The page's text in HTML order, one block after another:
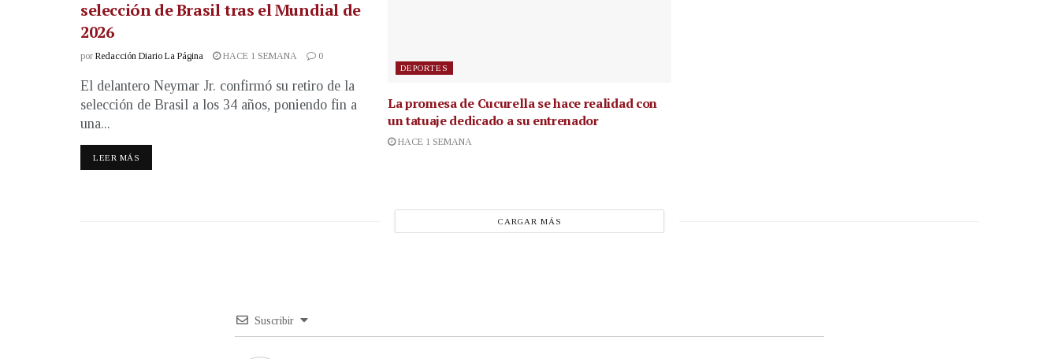
selección de Brasil tras el Mundial de
2026
por Redacción Diario La Página HACE 1 SEMANA 0
El delantero Neymar Jr. confirmó su retiro de la
selección de Brasil a los 34 años, poniendo fin a
una...
LEER MÁS
DEPORTES
La promesa de Cucurella se hace realidad con
un tatuaje dedicado a su entrenador
HACE 1 SEMANA
CARGAR MÁS
Suscribir